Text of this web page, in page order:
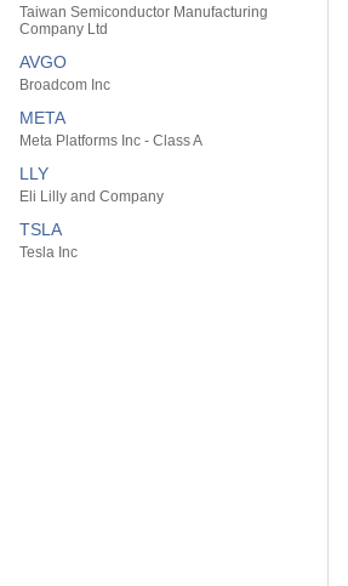
Taiwan Semiconductor Manufacturing
Company Ltd
AVGO
Broadcom Inc
META
Meta Platforms Inc - Class A
LLY
Eli Lilly and Company
TSLA
Tesla Inc